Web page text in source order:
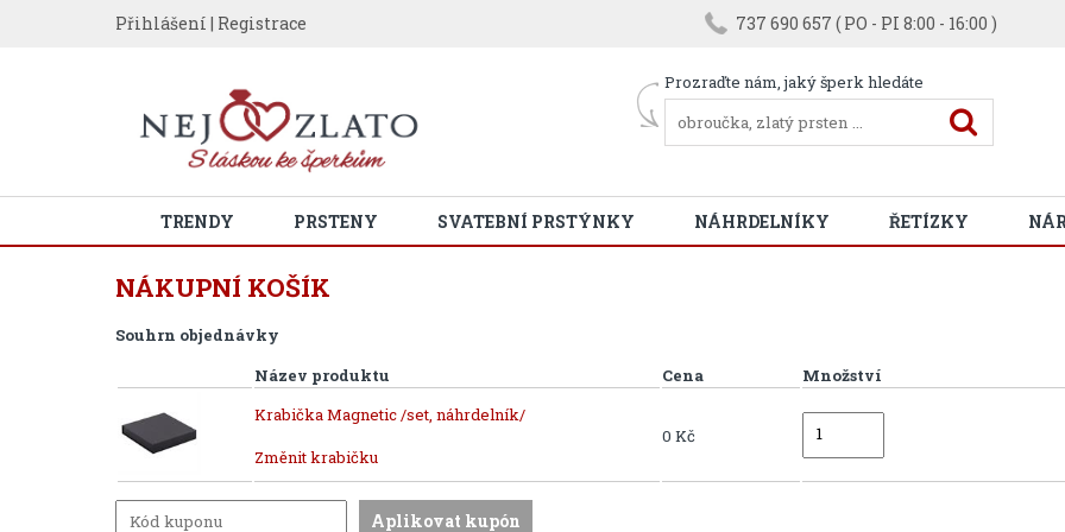
Přihlášení | Registrace 737 690 657 ( PO - PI 8:00 - 16:00 )
Prozraďte nám, jaký šperk hledáte
TRENDY PRSTENY SVATEBNÍ PRSTÝNKY NÁHRDELNÍKY ŘETÍZKY
NÁKUPNÍ KOŠÍK
Souhrn objednávky
Název produktu
Cena
Množství
Krabička Magnetic /set, náhrdelník/
Změnit krabičku
0 Kč